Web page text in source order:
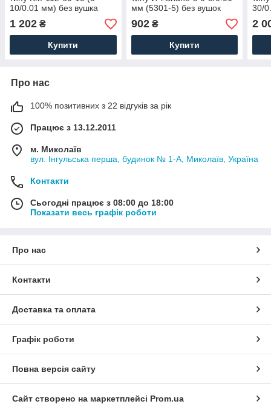
10/0.01 мм) без вушка
1 202 ₴
Купити
мм (5301-5) без вушок
902₴
Купити
30/
2
Про нас
100% позитивних з 22 відгуків за рік
Працює з 13.12.2011
м. Миколаїв
вул. Інгульська перша, будинок № 1-А, Миколаїв, Україна
Контакти
Сьогодні працює з 08:00 до 18:00
Показати весь графік роботи
Про нас
Контакти
Доставка та оплата
Графік роботи
Повна версія сайту
Сайт створено на маркетплейсі Prom.ua